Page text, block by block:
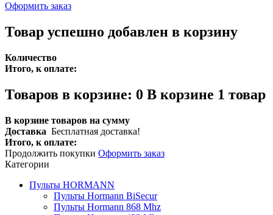
Оформить заказ
Товар успешно добавлен в корзину
Количество
Итого, к оплате:
Товаров в корзине: 0 В корзине 1 товар
В корзине товаров на сумму
Доставка Бесплатная доставка!
Итого, к оплате:
Продолжить покупки Оформить заказ
Категории
Пульты HORMANN
Пульты Hormann BiSecur
Пульты Hormann 868 Mhz